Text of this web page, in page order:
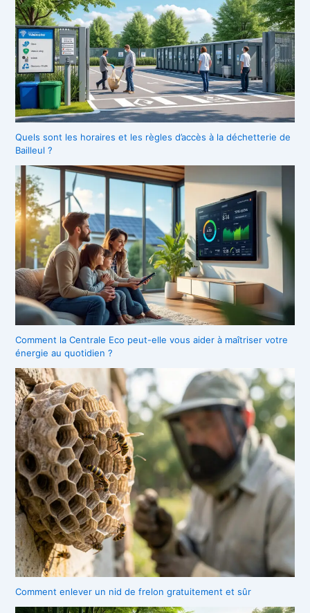
Quels sont les horaires et les règles d’accès à la déchetterie de
Bailleul ?
Comment la Centrale Eco peut-elle vous aider à maîtriser votre
énergie au quotidien ?
Comment enlever un nid de frelon gratuitement et sûr